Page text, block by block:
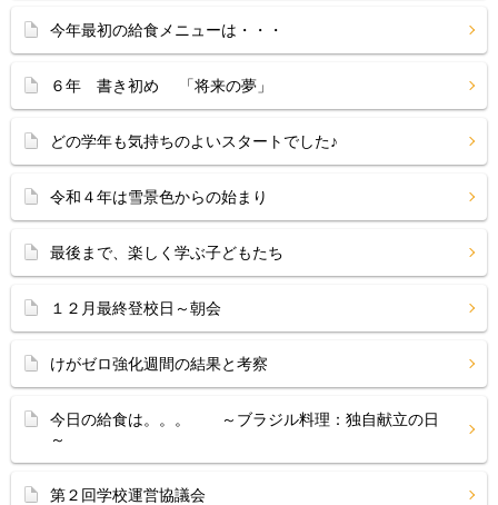
今年最初の給食メニューは・・・
６年 書き初め 「将来の夢」
どの学年も気持ちのよいスタートでした♪
令和４年は雪景色からの始まり
最後まで、楽しく学ぶ子どもたち
１２月最終登校日～朝会
けがゼロ強化週間の結果と考察
今日の給食は。。。 ～ブラジル料理：独自献立の日
～
第２回学校運営協議会